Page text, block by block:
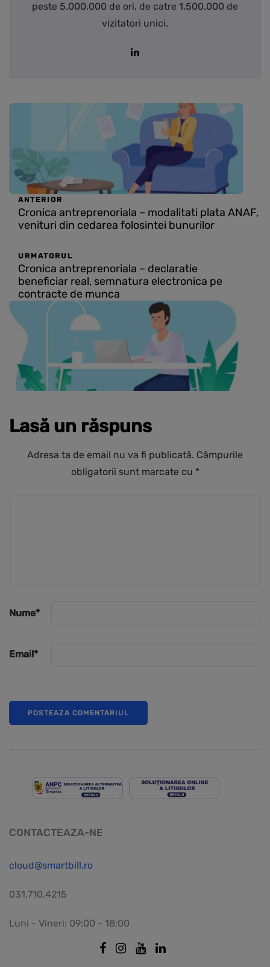
peste 5.000.000 de ori, de catre 1.500.000 de
vizitatori unici.
ANTERIOR
Cronica antreprenoriala – modalitati plata ANAF,
venituri din cedarea folosintei bunurilor
URMATORUL
Cronica antreprenoriala – declaratie
beneficiar real, semnatura electronica pe
contracte de munca
Lasă un răspuns
Adresa ta de email nu va fi publicată. Câmpurile
obligatorii sunt marcate cu *
Nume*
Email*
CONTACTEAZA-NE
cloud@smartbill.ro
031.710.4215
Luni - Vineri: 09:00 - 18:00